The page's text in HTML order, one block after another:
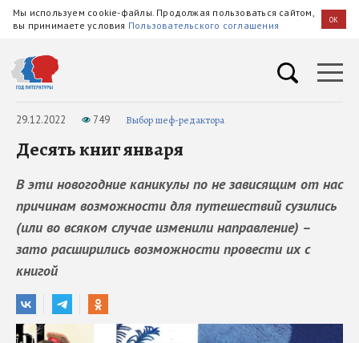
Мы используем cookie-файлы. Продолжая пользоваться сайтом,
вы принимаете условия Пользовательского соглашения OK
29.12.2022 749 Выбор шеф-редактора
Десять книг января
В эти новогодние каникулы по не зависящим от нас
причинам возможности для путешествий сузились
(или во всяком случае изменили направление) –
зато расширились возможности провести их с
книгой